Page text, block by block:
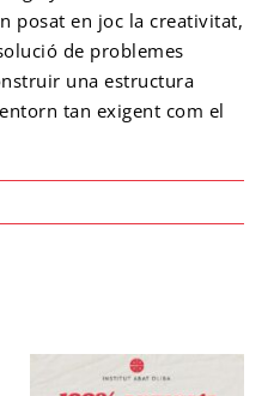
Esportius
esportiva
posat en joc la creativitat,
de problemes
una estructura
tan exigent com el